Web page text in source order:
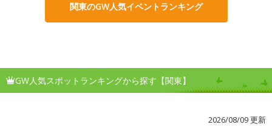
関東のGW人気イベントランキング
GW人気スポットランキングから探す【関東】
2026/08/09 更新